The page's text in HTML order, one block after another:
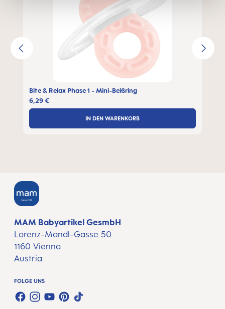
Bite & Relax Phase 1 - Mini-Beißring
6,29 €
IN DEN WARENKORB
MAM Babyartikel GesmbH
Lorenz-Mandl-Gasse 50
1160 Vienna
Austria
FOLGE UNS
FACEBOOK
INSTAGRAM
YOUTUBE
PINTEREST
TIKTOK